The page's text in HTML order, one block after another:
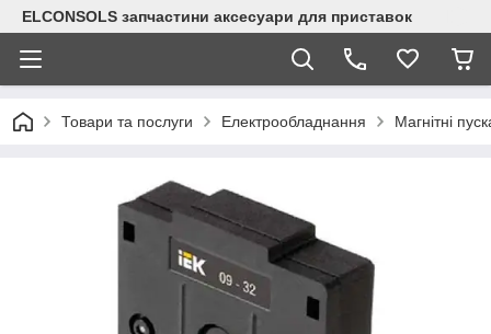
ELCONSOLS запчастини аксесуари для приставок
Товари та послуги Електрообладнання Магнітні